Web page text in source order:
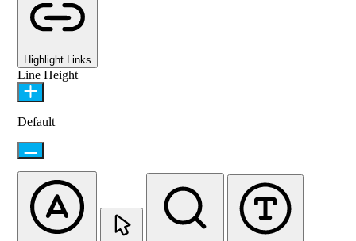
Highlight Links
Line Height
Default